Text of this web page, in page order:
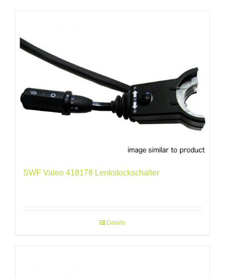
SWF Valeo 418178 Lenkstockschalter
Details